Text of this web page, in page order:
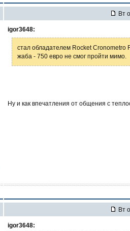
Вт
igor3648:
стал обладателем Rocket
жаба - 750 евро не смог пройти мимо.
Ну и как впечатления от общения с
Вт
igor3648: